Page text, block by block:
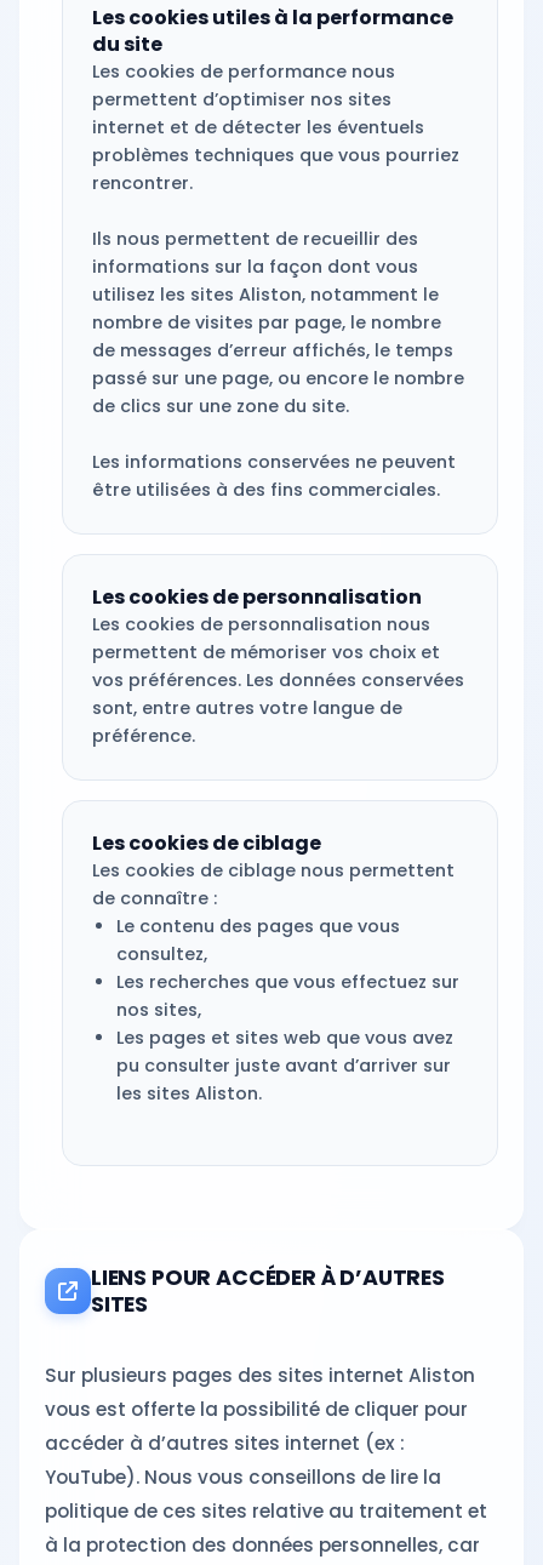
Les cookies utiles à la performance
du site
Les cookies de performance nous
permettent d’optimiser nos sites
internet et de détecter les éventuels
problèmes techniques que vous pourriez
rencontrer.
Ils nous permettent de recueillir des
informations sur la façon dont vous
utilisez les sites Aliston, notamment le
nombre de visites par page, le nombre
de messages d’erreur affichés, le temps
passé sur une page, ou encore le nombre
de clics sur une zone du site.
Les informations conservées ne peuvent
être utilisées à des fins commerciales.
Les cookies de personnalisation
Les cookies de personnalisation nous
permettent de mémoriser vos choix et
vos préférences. Les données conservées
sont, entre autres votre langue de
préférence.
Les cookies de ciblage
Les cookies de ciblage nous permettent
de connaître :
Le contenu des pages que vous
consultez,
Les recherches que vous effectuez sur
nos sites,
Les pages et sites web que vous avez
pu consulter juste avant d’arriver sur
les sites Aliston.
LIENS POUR ACCÉDER À D’AUTRES
SITES
Sur plusieurs pages des sites internet Aliston
vous est offerte la possibilité de cliquer pour
accéder à d’autres sites internet (ex :
YouTube). Nous vous conseillons de lire la
politique de ces sites relative au traitement et
à la protection des données personnelles, car